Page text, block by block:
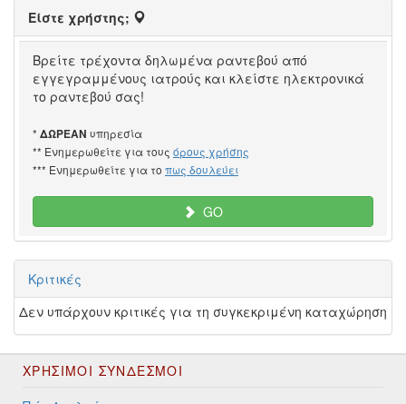
Είστε χρήστης;
Βρείτε τρέχοντα δηλωμένα ραντεβού από
εγγεγραμμένους ιατρούς και κλείστε ηλεκτρονικά
το ραντεβού σας!
* ΔΩΡΕΑΝ υπηρεσία
** Ενημερωθείτε για τους όρους χρήσης
*** Ενημερωθείτε για το πως δουλεύει
GO
Κριτικές
Δεν υπάρχουν κριτικές για τη συγκεκριμένη καταχώρηση
ΧΡΉΣΙΜΟΙ ΣΎΝΔΕΣΜΟΙ